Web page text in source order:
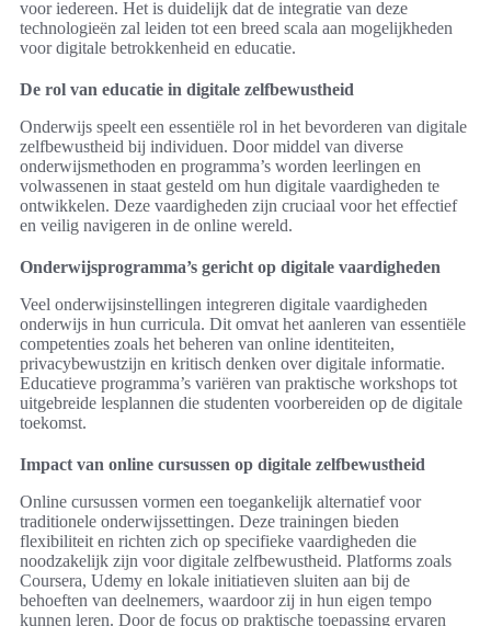
voor iedereen. Het is duidelijk dat de integratie van deze
technologieën zal leiden tot een breed scala aan mogelijkheden
voor digitale betrokkenheid en educatie.
De rol van educatie in digitale zelfbewustheid
Onderwijs speelt een essentiële rol in het bevorderen van digitale
zelfbewustheid bij individuen. Door middel van diverse
onderwijsmethoden en programma’s worden leerlingen en
volwassenen in staat gesteld om hun digitale vaardigheden te
ontwikkelen. Deze vaardigheden zijn cruciaal voor het effectief
en veilig navigeren in de online wereld.
Onderwijsprogramma’s gericht op digitale vaardigheden
Veel onderwijsinstellingen integreren digitale vaardigheden
onderwijs in hun curricula. Dit omvat het aanleren van essentiële
competenties zoals het beheren van online identiteiten,
privacybewustzijn en kritisch denken over digitale informatie.
Educatieve programma’s variëren van praktische workshops tot
uitgebreide lesplannen die studenten voorbereiden op de digitale
toekomst.
Impact van online cursussen op digitale zelfbewustheid
Online cursussen vormen een toegankelijk alternatief voor
traditionele onderwijssettingen. Deze trainingen bieden
flexibiliteit en richten zich op specifieke vaardigheden die
noodzakelijk zijn voor digitale zelfbewustheid. Platforms zoals
Coursera, Udemy en lokale initiatieven sluiten aan bij de
behoeften van deelnemers, waardoor zij in hun eigen tempo
kunnen leren. Door de focus op praktische toepassing ervaren